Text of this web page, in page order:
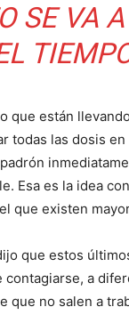
SE VA
que están
todas las dosis
Esa es la idea
que existen
que estos
a
que no salen a